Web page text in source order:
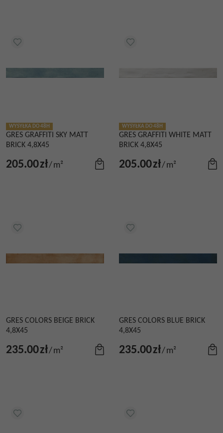
WYSYŁKA DO 48H
GRES GRAFFITI SKY MATT
BRICK 4,8X45
205.00zł/m²
WYSYŁKA DO 48H
GRES GRAFFITI WHITE MATT
BRICK 4,8X45
205.00zł/m²
GRES COLORS BEIGE BRICK
4,8X45
235.00zł/m²
GRES COLORS BLUE BRICK
4,8X45
235.00zł/m²